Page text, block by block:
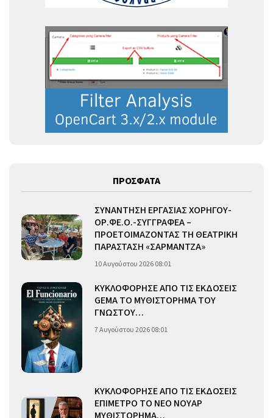
ΠΡΟΣΦΑΤΑ
ΣΥΝΑΝΤΗΣΗ ΕΡΓΑΣΙΑΣ ΧΟΡΗΓΟΥ-
ΟΡ.ΦΕ.Ο.-ΣΥΓΓΡΑΦΕΑ –
ΠΡΟΕΤΟΙΜΑΖΟΝΤΑΣ ΤΗ ΘΕΑΤΡΙΚΗ
ΠΑΡΑΣΤΑΣΗ «ΣΑΡΜΑΝΤΖΑ»
10 Αυγούστου 2026 08:01
ΚΥΚΛΟΦΟΡΗΣΕ ΑΠΟ ΤΙΣ ΕΚΔΟΣΕΙΣ
GEMA ΤΟ ΜΥΘΙΣΤΟΡΗΜΑ ΤΟΥ
ΓΝΩΣΤΟΥ…
7 Αυγούστου 2026 08:01
ΚΥΚΛΟΦΟΡΗΣΕ ΑΠΟ ΤΙΣ ΕΚΔΟΣΕΙΣ
ΕΠΙΜΕΤΡΟ ΤΟ ΝΕΟ ΝΟΥΑΡ